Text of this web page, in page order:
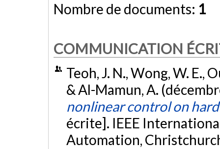
Nombre de documents: 1
COMMUNICATION
Teoh, J. N., Wong, W. E.,
& Al-Mamun, A.
nonlinear control on
écrite]. IEEE
Automation,